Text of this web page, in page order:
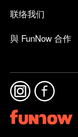
联络我们
與 FunNow 合作